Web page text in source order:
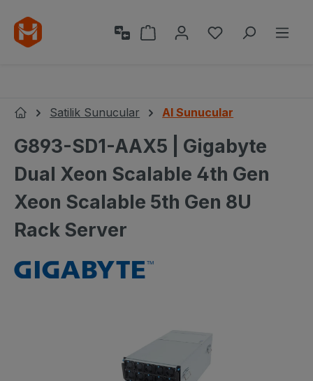
Ana içeriğe geç
0 istek listesi
Alışveriş sepeti 0 ürün
Ana SayfaSatilik Sunucular AI Sunucular
G893-SD1-AAX5 | Gigabyte
Dual Xeon Scalable 4th Gen
Xeon Scalable 5th Gen 8U
Rack Server